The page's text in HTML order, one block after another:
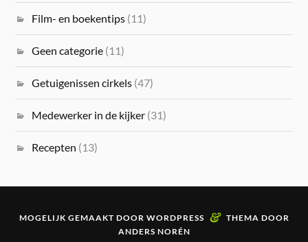
Film- en boekentips (11)
Geen categorie (11)
Getuigenissen cirkels (47)
Medewerker in de kijker (31)
Recepten (13)
MOGELIJK GEMAAKT DOOR WORDPRESS & THEMA DOOR
ANDERS NORÉN